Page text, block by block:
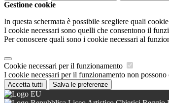
Gestione cookie
In questa schermata è possibile scegliere quali
I cookie necessari sono quelli che consentono il
Per conoscere quali sono i cookie necessari al
Cookie necessari per il funzionamento
I cookie necessari per il funzionamento non
Accetta tutti Salva le preferenze